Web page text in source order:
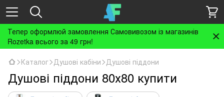
Тепер оформлюй замовлення Самовивозом із магазинів
Rozetka всього за 49 грн!
Каталог Душові кабіни Душові піддони
Душові піддони 80х80 купити